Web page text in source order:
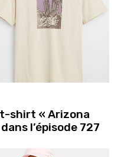
t-shirt « Arizona
l’épisode 727